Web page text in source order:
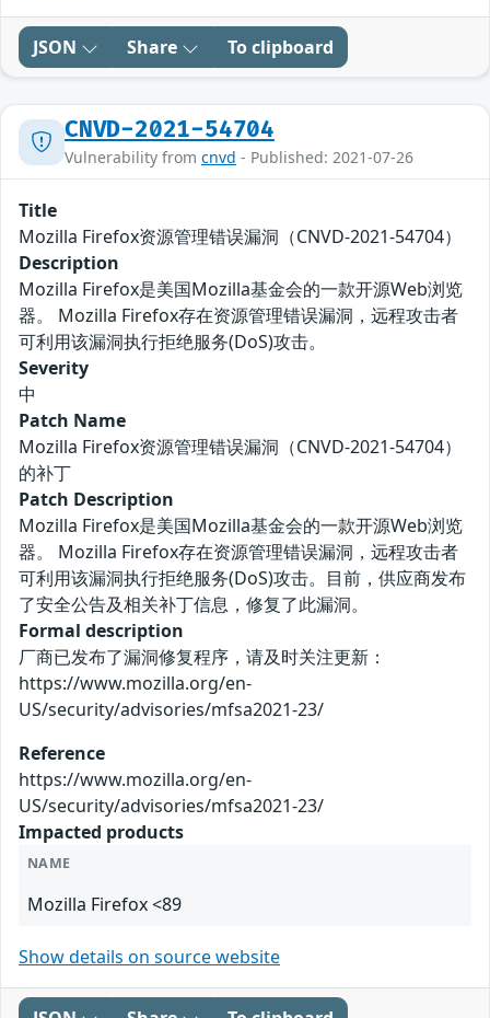
JSON Share To clipboard
CNVD-2021-54704
Vulnerability from cnvd - Published: 2021-07-26
Title
Mozilla Firefox资源管理错误漏洞（CNVD-2021-54704）
Description
Mozilla Firefox是美国Mozilla基金会的一款开源Web浏览
器。 Mozilla Firefox存在资源管理错误漏洞，远程攻击者
可利用该漏洞执行拒绝服务(DoS)攻击。
Severity
中
Patch Name
Mozilla Firefox资源管理错误漏洞（CNVD-2021-54704）
的补丁
Patch Description
Mozilla Firefox是美国Mozilla基金会的一款开源Web浏览
器。 Mozilla Firefox存在资源管理错误漏洞，远程攻击者
可利用该漏洞执行拒绝服务(DoS)攻击。目前，供应商发布
了安全公告及相关补丁信息，修复了此漏洞。
Formal description
厂商已发布了漏洞修复程序，请及时关注更新：
https://www.mozilla.org/en-
US/security/advisories/mfsa2021-23/
Reference
https://www.mozilla.org/en-
US/security/advisories/mfsa2021-23/
Impacted products
NAME
Mozilla Firefox <89
Show details on source website